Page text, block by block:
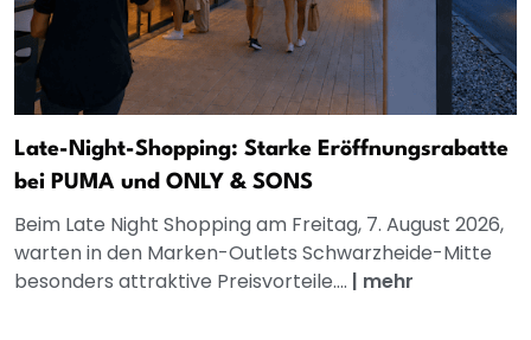
Late-Night-Shopping: Starke Eröffnungsrabatte
bei PUMA und ONLY & SONS
Beim Late Night Shopping am Freitag, 7. August 2026,
warten in den Marken-Outlets Schwarzheide-Mitte
besonders attraktive Preisvorteile.... | mehr